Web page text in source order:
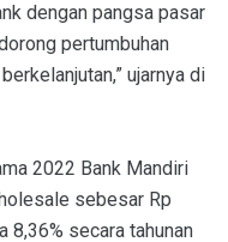
dengan pangsa pasar
pertumbuhan
ujarnya di
2022 Bank Mandiri
sebesar Rp
8,36% secara tahunan